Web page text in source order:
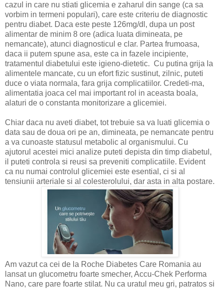
cazul in care nu stiati glicemia e zaharul din sange (ca sa
vorbim in termeni populari), care este criteriu de diagnostic
pentru diabet. Daca este peste 126mg/dl, dupa un post
alimentar de minim 8 ore (adica luata dimineata, pe
nemancate), atunci diagnosticul e clar. Partea frumoasa,
daca ii putem spune asa, este ca in fazele incipiente,
tratamentul diabetului este igieno-dietetic. Cu putina grija la
alimentele mancate, cu un efort fizic sustinut, zilnic, puteti
duce o viata normala, fara grija complicatiilor. Credeti-ma,
alimentatia joaca cel mai important rol in aceasta boala,
alaturi de o constanta monitorizare a glicemiei.
Chiar daca nu aveti diabet, tot trebuie sa va luati glicemia o
data sau de doua ori pe an, dimineata, pe nemancate pentru
a va cunoaste statusul metabolic al organismului. Cu
ajutorul acestei mici analize puteti depista din timp diabetul,
il puteti controla si reusi sa preveniti complicatiile. Evident
ca nu numai controlul glicemiei este esential, ci si al
tensiunii arteriale si al colesterolului, dar asta in alta postare.
Am vazut ca cei de la Roche Diabetes Care Romania au
lansat un glucometru foarte smecher, Accu-Chek Performa
Nano, care pare foarte stilat. Nu ca uratul meu gri, patratos si